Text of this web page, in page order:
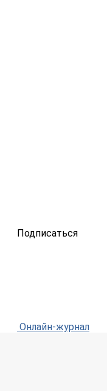
Подписаться
Онлайн-журнал